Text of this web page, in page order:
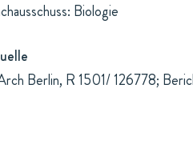
Biologie
Berlin, R 1501/ 126778;